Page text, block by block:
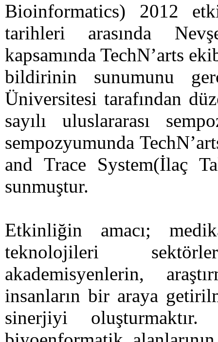
Bioinformatics) 2012
tarihleri arasında
kapsamında TechN’arts
bildirinin sunumunu
Üniversitesi tarafından
sayılı uluslararası
sempozyumunda
and Trace System(İlaç
sunmuştur.
Etkinliğin amacı;
teknolojileri
akademisyenlerin,
insanların bir araya
sinerjiyi